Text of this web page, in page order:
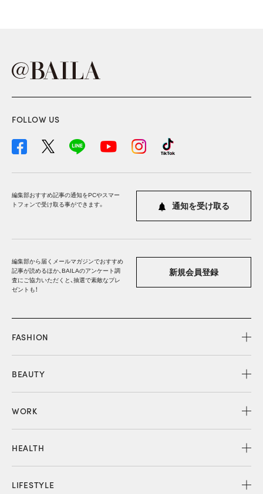
FOLLOW US
編集部おすすめ記事の通知をPCやスマー
トフォンで受け取る事ができます。
通知を受け取る
編集部から届くメールマガジンでおすすめ
記事が読めるほか、BAILAのアンケート調
査にご協力いただくと、抽選で素敵なプレ
ゼントも！
新規会員登録
FASHION
BEAUTY
WORK
HEALTH
LIFESTYLE